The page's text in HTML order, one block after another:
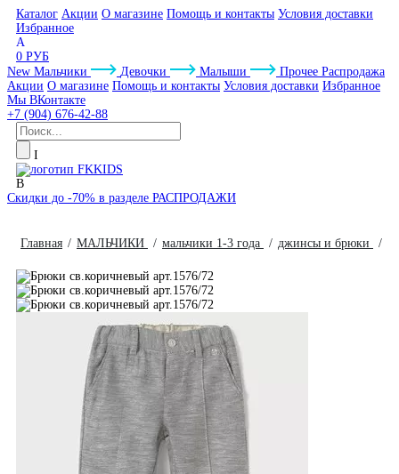
Каталог Акции О магазине Помощь и контакты Условия доставки
Избранное
0 РУБ
New Мальчики Девочки Малыши Прочее Распродажа
Акции О магазине Помощь и контакты Условия доставки Избранное
Мы ВКонтакте
+7 (904) 676-42-88
Скидки до -70% в разделе РАСПРОДАЖИ
Главная МАЛЬЧИКИ мальчики 1-3 года джинсы и брюки